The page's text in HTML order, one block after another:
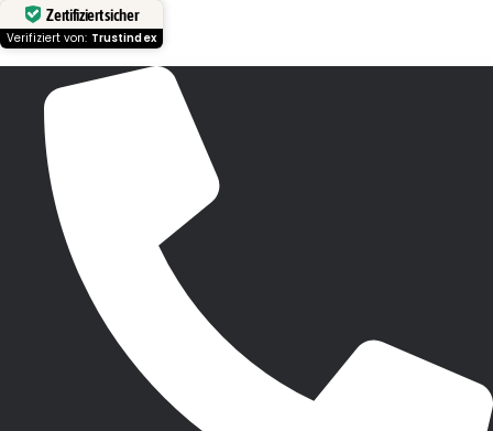
Zertifiziert sicher
Verifiziert von: Trustindex